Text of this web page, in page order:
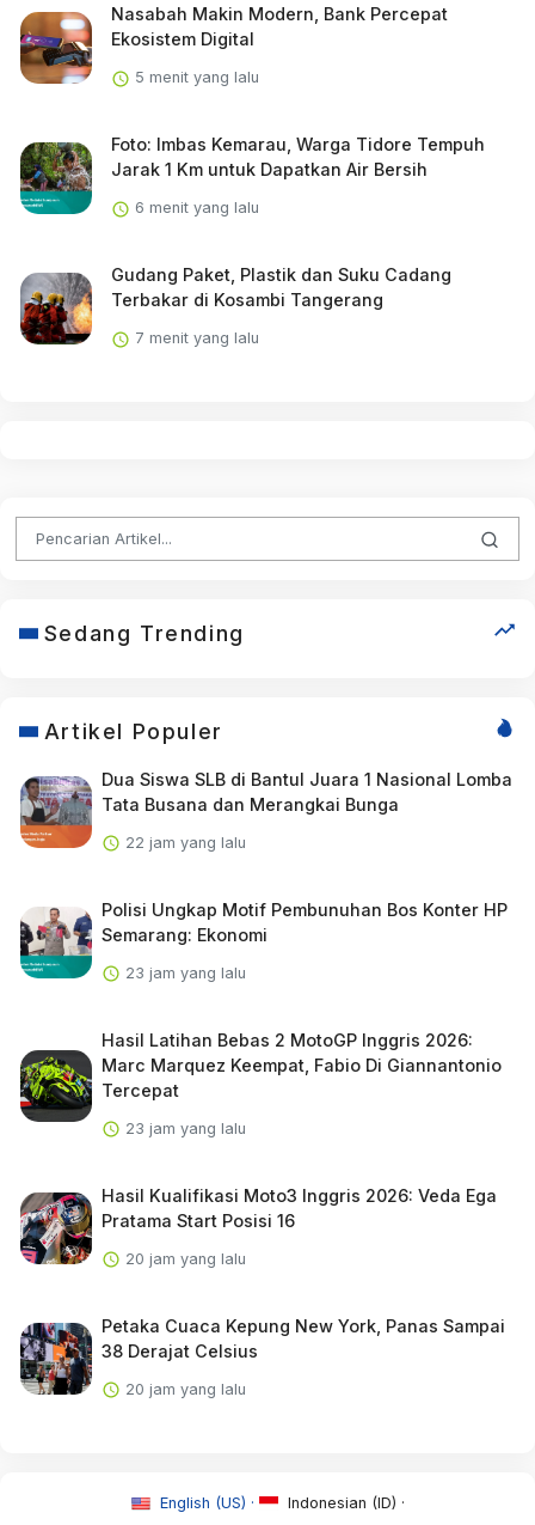
Nasabah Makin Modern, Bank Percepat
Ekosistem Digital
5 menit yang lalu
Foto: Imbas Kemarau, Warga Tidore Tempuh
Jarak 1 Km untuk Dapatkan Air Bersih
6 menit yang lalu
Gudang Paket, Plastik dan Suku Cadang
Terbakar di Kosambi Tangerang
7 menit yang lalu
Sedang Trending
Artikel Populer
Dua Siswa SLB di Bantul Juara 1 Nasional Lomba
Tata Busana dan Merangkai Bunga
22 jam yang lalu
Polisi Ungkap Motif Pembunuhan Bos Konter HP
Semarang: Ekonomi
23 jam yang lalu
Hasil Latihan Bebas 2 MotoGP Inggris 2026:
Marc Marquez Keempat, Fabio Di Giannantonio
Tercepat
23 jam yang lalu
Hasil Kualifikasi Moto3 Inggris 2026: Veda Ega
Pratama Start Posisi 16
20 jam yang lalu
Petaka Cuaca Kepung New York, Panas Sampai
38 Derajat Celsius
20 jam yang lalu
English (US) · Indonesian (ID) ·